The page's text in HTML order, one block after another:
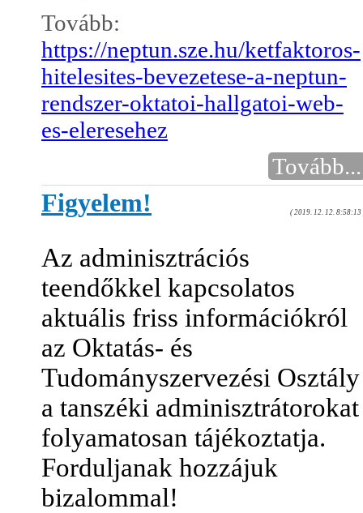
Tovább:
https://neptun.sze.hu/ketfaktoros-
hitelesites-bevezetese-a-neptun-
rendszer-oktatoi-hallgatoi-web-
es-eleresehez
Tovább...
Figyelem! ( 2019. 12. 12. 8:58:13
Az adminisztrációs
teendőkkel kapcsolatos
aktuális friss információkról
az Oktatás- és
Tudományszervezési Osztály
a tanszéki adminisztrátorokat
folyamatosan tájékoztatja.
Forduljanak hozzájuk
bizalommal!